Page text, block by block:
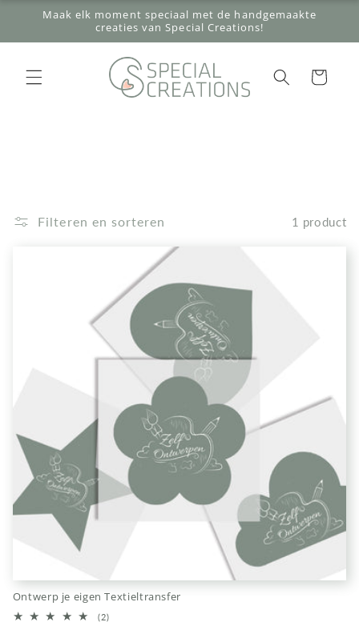
naar de
Maak elk moment speciaal met de handgemaakte
creaties van Special Creations!
Winkelwagen
Filteren en sorteren 1 product
Ontwerp je eigen Textieltransfer
(2)2